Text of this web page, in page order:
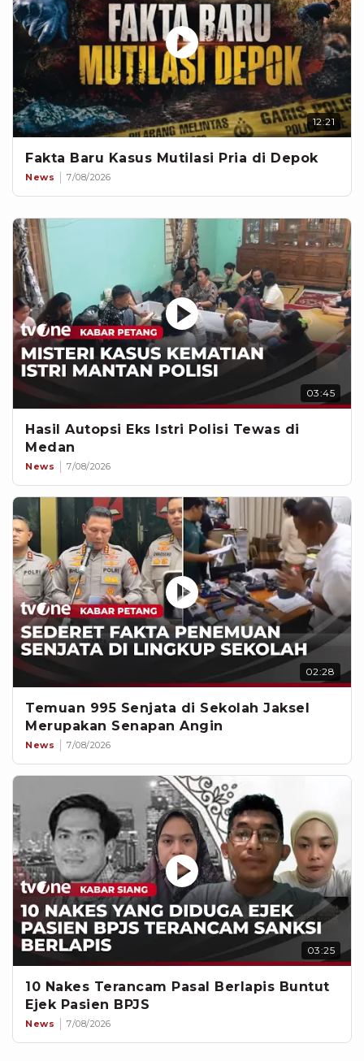
12:21
Fakta Baru Kasus Mutilasi Pria di Depok
News 7/08/2026
03:45
Hasil Autopsi Eks Istri Polisi Tewas di
Medan
News 7/08/2026
02:28
Temuan 995 Senjata di Sekolah Jaksel
Merupakan Senapan Angin
News 7/08/2026
03:25
10 Nakes Terancam Pasal Berlapis Buntut
Ejek Pasien BPJS
News 7/08/2026